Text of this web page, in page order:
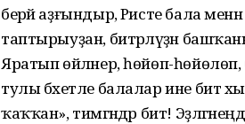
берәй аҙғындыр, Рәисте бала
таптырыуҙан, битәрләүҙән
Яратып өйләнер, һөйөп-
тулы бәхетле балалар ине бит
ҡаҡҡан», тимәгәндәр бит!